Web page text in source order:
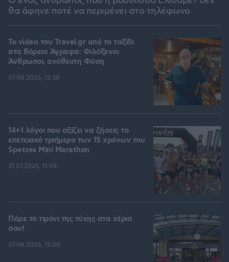
θα άφηνε ποτέ να περιμένει στο τηλέφωνο
To video του Travel.gr από το ταξίδι
στα Βόρεια Άγραφα: Φιλόξενοι
Άνθρωποι, ανόθευτη Φύση
07.08.2026, 12:38
14+1 λόγοι που αξίζει να ζήσεις το
επετειακό τριήμερο των 15 χρόνων του
Spetses Mini Marathon
31.07.2026, 11:04
Πάρε το τιμόνι της τύχης στα χέρια
σου!
07.08.2026, 15:00